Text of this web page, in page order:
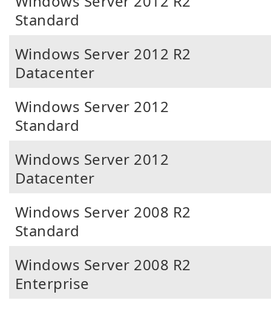
Standard
Windows Server 2012 R2
Datacenter
Windows Server 2012
Standard
Windows Server 2012
Datacenter
Windows Server 2008 R2
Standard
Windows Server 2008 R2
Enterprise